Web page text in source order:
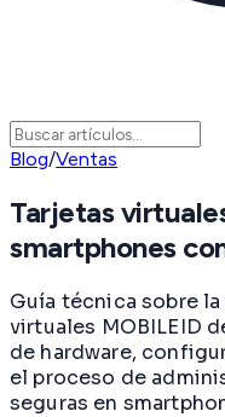
Blog/Ventas
Tarjetas
smartphones
Guía técnica sobre
virtuales MOBILEID
de hardware,
el proceso de
seguras en